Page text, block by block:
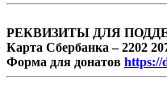
РЕКВИЗИТЫ ДЛЯ
Карта Сбербанка – 2202
Форма для донатов https://